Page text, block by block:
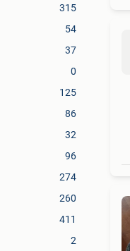
315
54
37
0
125
86
32
96
274
260
411
2